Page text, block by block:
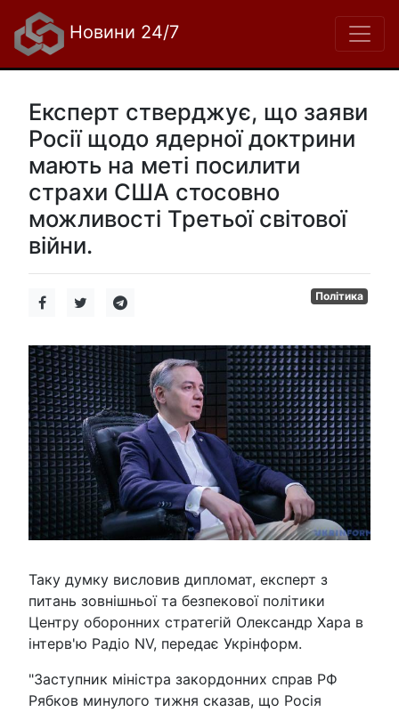
Новини 24/7
Експерт стверджує, що заяви
Росії щодо ядерної доктрини
мають на меті посилити
страхи США стосовно
можливості Третьої світової
війни.
Політика
Таку думку висловив дипломат, експерт з
питань зовнішньої та безпекової політики
Центру оборонних стратегій Олександр Хара в
інтерв'ю Радіо NV, передає Укрінформ.
"Заступник міністра закордонних справ РФ
Рябков минулого тижня сказав, що Росія